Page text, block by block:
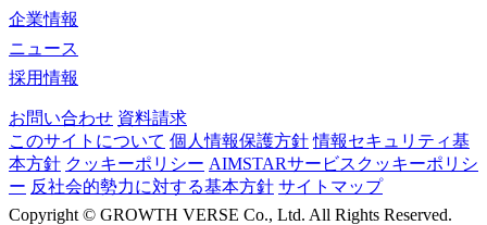
企業情報
ニュース
採用情報
お問い合わせ 資料請求
このサイトについて 個人情報保護方針 情報セキュリティ基
本方針 クッキーポリシー AIMSTARサービスクッキーポリシ
ー 反社会的勢力に対する基本方針 サイトマップ
Copyright © GROWTH VERSE Co., Ltd. All Rights Reserved.